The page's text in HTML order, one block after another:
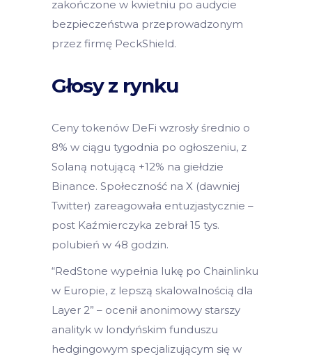
zakończone w kwietniu po audycie
bezpieczeństwa przeprowadzonym
przez firmę PeckShield.
Głosy z rynku
Ceny tokenów DeFi wzrosły średnio o
8% w ciągu tygodnia po ogłoszeniu, z
Solaną notującą +12% na giełdzie
Binance. Społeczność na X (dawniej
Twitter) zareagowała entuzjastycznie –
post Kaźmierczyka zebrał 15 tys.
polubień w 48 godzin.
“RedStone wypełnia lukę po Chainlinku
w Europie, z lepszą skalowalnością dla
Layer 2” – ocenił anonimowy starszy
analityk w londyńskim funduszu
hedgingowym specjalizującym się w